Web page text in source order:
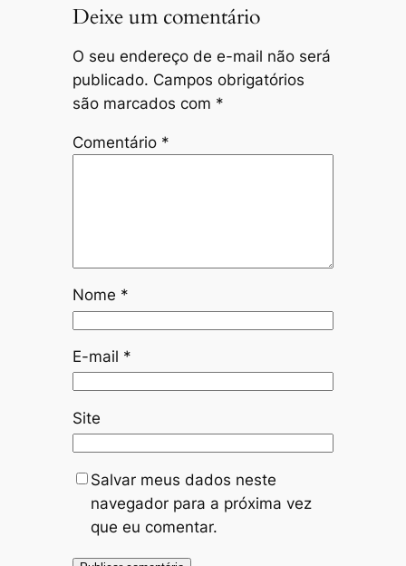
Deixe um comentário
O seu endereço de e-mail não será
publicado. Campos obrigatórios
são marcados com *
Comentário *
Nome *
E-mail *
Site
Salvar meus dados neste
navegador para a próxima vez
que eu comentar.